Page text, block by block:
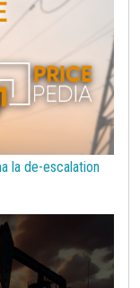
la de-escalation